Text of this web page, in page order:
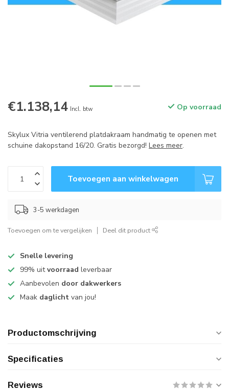
€1.138,14 Incl. btw Op voorraad
Skylux Vitria ventilerend platdakraam handmatig te openen met
schuine dakopstand 16/20. Gratis bezorgd! Lees meer.
Toevoegen aan winkelwagen
3-5 werkdagen
Toevoegen om te vergelijken Deel dit product
Snelle levering
99% uitvoorraad leverbaar
Aanbevolen door dakwerkers
Maak daglicht van jou!
Productomschrijving
Specificaties
Reviews